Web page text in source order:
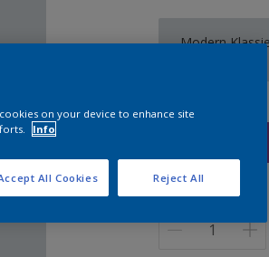
Modern
Grootte
Aantal
on your device to enhance site
Info
Reject All
All Cookies